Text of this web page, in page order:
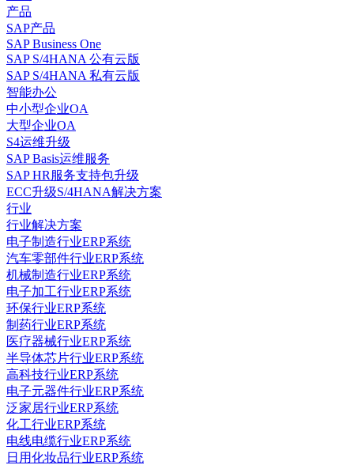
产品
SAP产品
SAP Business One
SAP S/4HANA 公有云版
SAP S/4HANA 私有云版
智能办公
中小型企业OA
大型企业OA
S4运维升级
SAP Basis运维服务
SAP HR服务支持包升级
ECC升级S/4HANA解决方案
行业
行业解决方案
电子制造行业ERP系统
汽车零部件行业ERP系统
机械制造行业ERP系统
电子加工行业ERP系统
环保行业ERP系统
制药行业ERP系统
医疗器械行业ERP系统
半导体芯片行业ERP系统
高科技行业ERP系统
电子元器件行业ERP系统
泛家居行业ERP系统
化工行业ERP系统
电线电缆行业ERP系统
日用化妆品行业ERP系统